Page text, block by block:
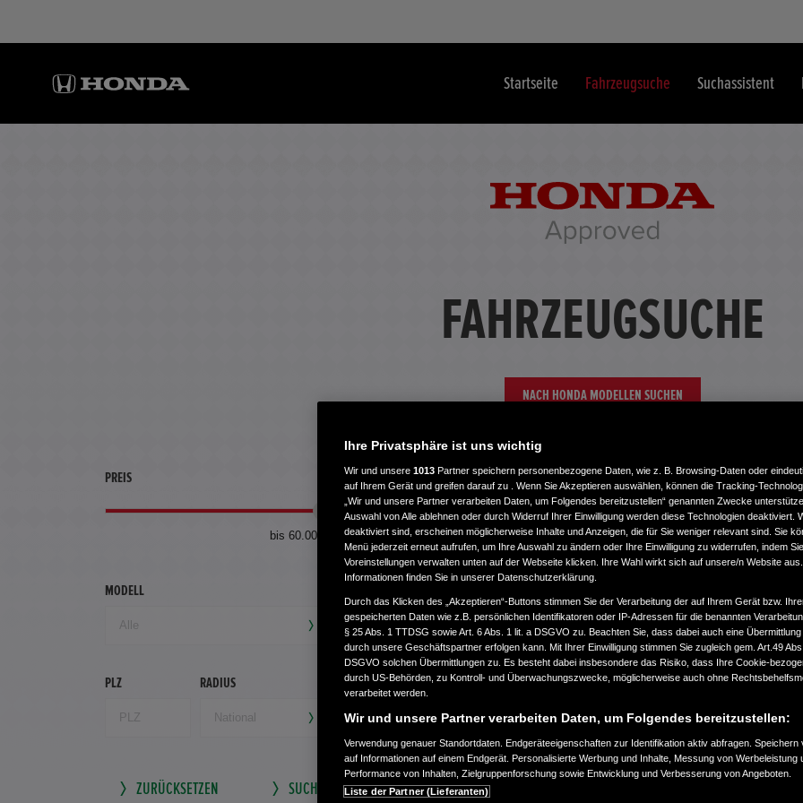
Startseite Fahrzeugsuche Suchassistent
FAHRZEUGSUCHE
NACH HONDA MODELLEN SUCHEN
PREIS
bis 60.000 €
ERSTZULASSUNG
ab 2000
bis
360.000
km
LEISTUNG
MODELL
PLZ RADIUS EURONORM
ZURÜCKSETZEN SUCHE SPEICHERN SUCHAUFTRAG ERSTELLEN
Ihre Privatsphäre ist uns wichtig
Wir und unsere 1013 Partner speichern personenbezogene Daten, wie z. B. Browsing-Daten oder
auf Ihrem Gerät und greifen darauf zu . Wenn Sie Akzeptieren auswählen, können die Tracking-
„Wir und unsere Partner verarbeiten Daten, um Folgendes bereitzustellen“ genannten Zwecke
Auswahl von Alle ablehnen oder durch Widerruf Ihrer Einwilligung werden diese Technologien deaktiviert.
deaktiviert sind, erscheinen möglicherweise Inhalte und Anzeigen, die für Sie weniger relevant sind. Sie
Menü jederzeit erneut aufrufen, um Ihre Auswahl zu ändern oder Ihre Einwilligung zu widerrufen, indem
Voreinstellungen verwalten unten auf der Webseite klicken. Ihre Wahl wirkt sich auf unsere/n Website
Informationen finden Sie in unserer Datenschutzerklärung.
Durch das Klicken des „Akzeptieren“-Buttons stimmen Sie der Verarbeitung der auf Ihrem Gerät bzw.
gespeicherten Daten wie z.B. persönlichen Identifikatoren oder IP-Adressen für die benannten
§ 25 Abs. 1 TTDSG sowie Art. 6 Abs. 1 lit. a DSGVO zu. Beachten Sie, dass dabei auch eine Übermittlung
durch unsere Geschäftspartner erfolgen kann. Mit Ihrer Einwilligung stimmen Sie zugleich gem. Art.49
DSGVO solchen Übermittlungen zu. Es besteht dabei insbesondere das Risiko, dass Ihre Cookie-
durch US-Behörden, zu Kontroll- und Überwachungszwecke, möglicherweise auch ohne
verarbeitet werden.
Wir und unsere Partner verarbeiten Daten, um Folgendes bereitzustellen:
Verwendung genauer Standortdaten. Endgeräteeigenschaften zur Identifikation aktiv abfragen. Speichern
auf Informationen auf einem Endgerät. Personalisierte Werbung und Inhalte, Messung von Werbeleistung
Performance von Inhalten, Zielgruppenforschung sowie Entwicklung und Verbesserung von Angeboten.
Liste der Partner (Lieferanten)